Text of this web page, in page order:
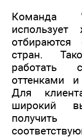
Команда
отбираются
стран.
работать
оттенками
Для
широкий